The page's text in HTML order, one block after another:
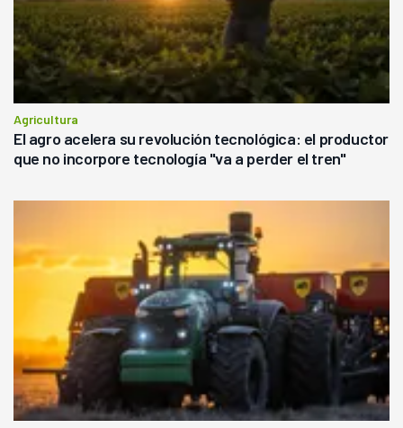
Agricultura
El agro acelera su revolución tecnológica: el productor
que no incorpore tecnología "va a perder el tren"